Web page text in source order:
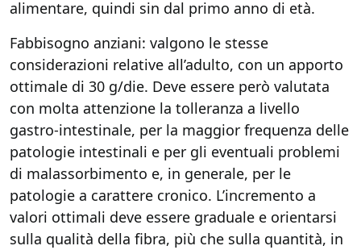
alimentare, quindi sin dal primo anno di età.
Fabbisogno anziani: valgono le stesse
considerazioni relative all’adulto, con un apporto
ottimale di 30 g/die. Deve essere però valutata
con molta attenzione la tolleranza a livello
gastro-intestinale, per la maggior frequenza delle
patologie intestinali e per gli eventuali problemi
di malassorbimento e, in generale, per le
patologie a carattere cronico. L’incremento a
valori ottimali deve essere graduale e orientarsi
sulla qualità della fibra, più che sulla quantità, in